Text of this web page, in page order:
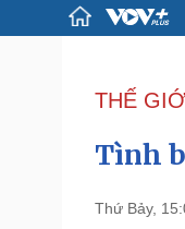
Đảng
Tổ chức
Nhận diện
THẾ
Tình
Thứ Bảy,